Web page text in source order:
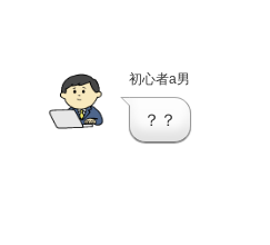
初心者a男
？？